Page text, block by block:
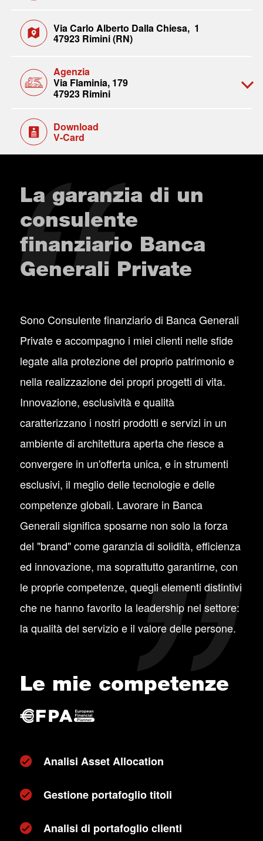
Via Carlo Alberto Dalla Chiesa, 1
47923 Rimini (RN)
Agenzia
Via Flaminia, 179
47923 Rimini
Download
V-Card
La garanzia di un
consulente
finanziario Banca
Generali Private
Sono Consulente finanziario di Banca Generali
Private e accompagno i miei clienti nelle sfide
legate alla protezione del proprio patrimonio e
nella realizzazione dei propri progetti di vita.
Innovazione, esclusività e qualità
caratterizzano i nostri prodotti e servizi in un
ambiente di architettura aperta che riesce a
convergere in un'offerta unica, e in strumenti
esclusivi, il meglio delle tecnologie e delle
competenze globali. Lavorare in Banca
Generali significa sposarne non solo la forza
del "brand" come garanzia di solidità, efficienza
ed innovazione, ma soprattutto garantirne, con
le proprie competenze, quegli elementi distintivi
che ne hanno favorito la leadership nel settore:
la qualità del servizio e il valore delle persone.
Le mie competenze
Analisi Asset Allocation
Gestione portafoglio titoli
Analisi di portafoglio clienti